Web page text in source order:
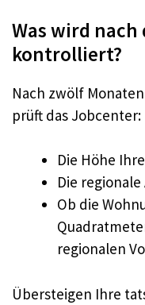
Was wird
kontrolliert?
Nach zwölf
prüft das Jobcenter:
Die Höhe
Die
Ob die
regionalen
Übersteigen Ihre